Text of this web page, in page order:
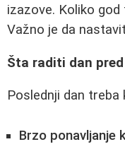
izazove. Koliko
Važno je da
Šta raditi dan
Poslednji dan
Brzo ponavljanje